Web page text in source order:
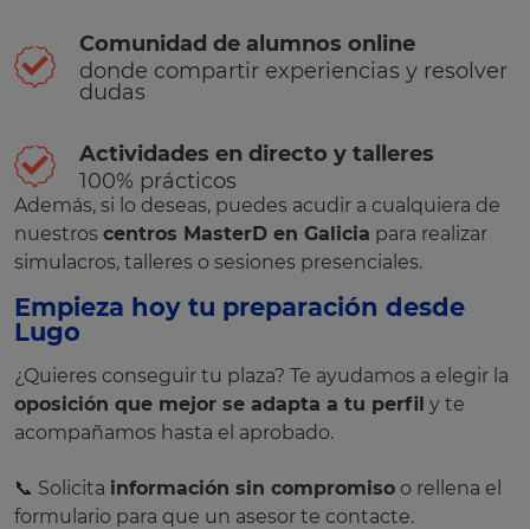
Comunidad de alumnos online
donde compartir experiencias y resolver
dudas
Actividades en directo y talleres
100% prácticos
Además, si lo deseas, puedes acudir a cualquiera de
nuestros centros MasterD en Galicia para realizar
simulacros, talleres o sesiones presenciales.
Empieza hoy tu preparación desde
Lugo
¿Quieres conseguir tu plaza? Te ayudamos a elegir la
oposición que mejor se adapta a tu perfil y te
acompañamos hasta el aprobado.
📞 Solicita información sin compromiso o rellena el
formulario para que un asesor te contacte.